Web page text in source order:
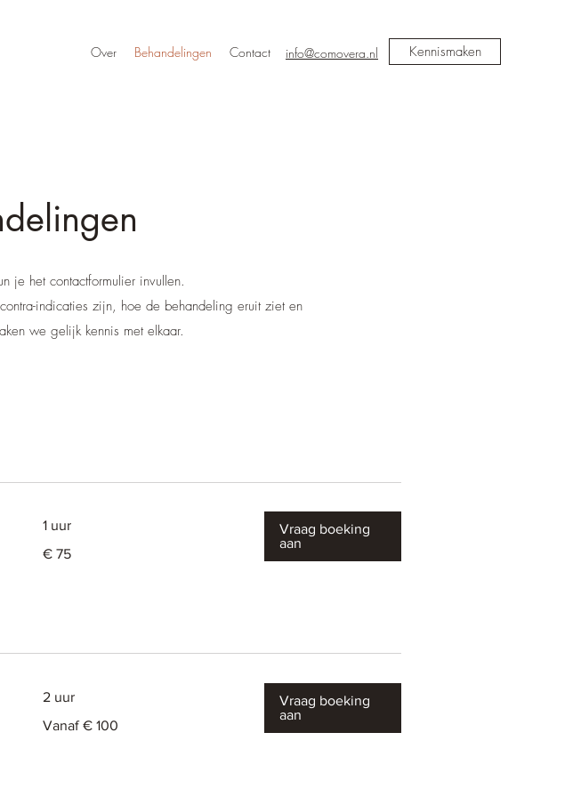
Over Behandelingen Contact info@comovera.nl Kennismaken
je het contactformulier invullen.
indicaties zijn, hoe de behandeling eruit ziet en
we gelijk kennis met elkaar.
1 uur
euro
€ 75
Vraag boeking
aan
2 uur
100
Vanaf € 100
Vraag boeking
aan